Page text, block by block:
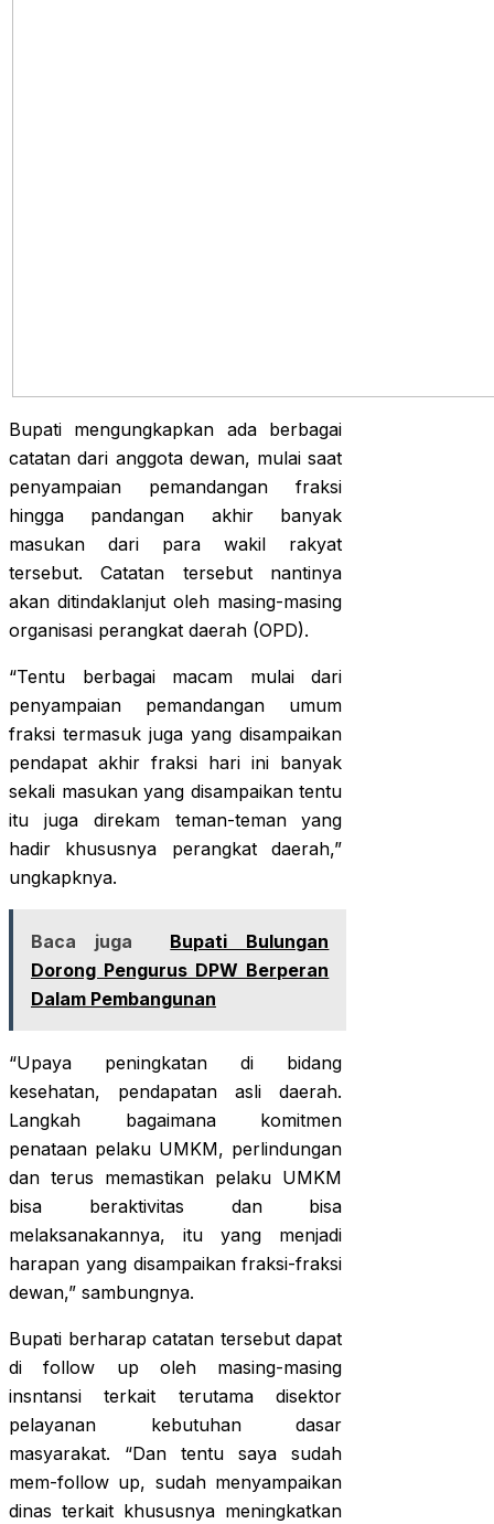
Bupati mengungkapkan ada berbagai
catatan dari anggota dewan, mulai saat
penyampaian pemandangan fraksi
hingga pandangan akhir banyak
masukan dari para wakil rakyat
tersebut. Catatan tersebut nantinya
akan ditindaklanjut oleh masing-masing
organisasi perangkat daerah (OPD).
“Tentu berbagai macam mulai dari
penyampaian pemandangan umum
fraksi termasuk juga yang disampaikan
pendapat akhir fraksi hari ini banyak
sekali masukan yang disampaikan tentu
itu juga direkam teman-teman yang
hadir khususnya perangkat daerah,”
ungkapknya.
Baca juga
Bupati Bulungan
Dorong Pengurus DPW Berperan
Dalam Pembangunan
“Upaya peningkatan di bidang
kesehatan, pendapatan asli daerah.
Langkah bagaimana komitmen
penataan pelaku UMKM, perlindungan
dan terus memastikan pelaku UMKM
bisa beraktivitas dan bisa
melaksanakannya, itu yang menjadi
harapan yang disampaikan fraksi-fraksi
dewan,” sambungnya.
Bupati berharap catatan tersebut dapat
di follow up oleh masing-masing
insntansi terkait terutama disektor
pelayanan kebutuhan dasar
masyarakat. “Dan tentu saya sudah
mem-follow up, sudah menyampaikan
dinas terkait khususnya meningkatkan